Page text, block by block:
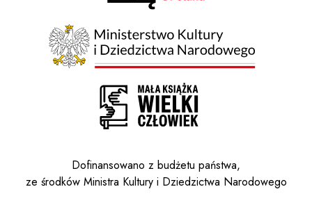
Dofinansowano z budżetu państwa,
ze środków Ministra Kultury i Dziedzictwa Narodowego